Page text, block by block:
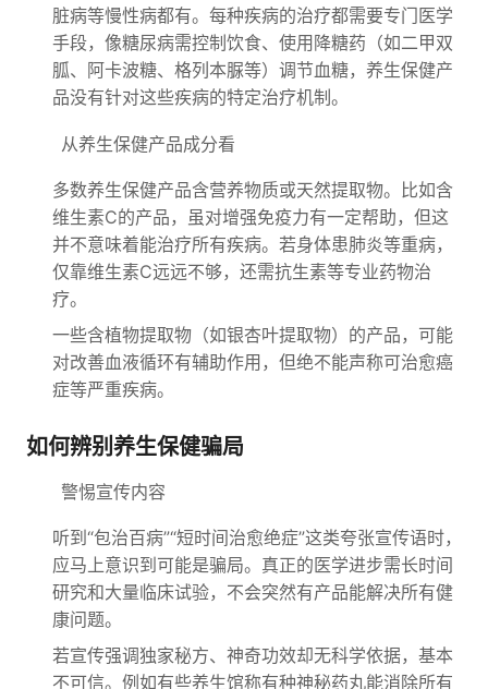
脏病等慢性病都有。每种疾病的治疗都需要专门医学
手段，像糖尿病需控制饮食、使用降糖药（如二甲双
胍、阿卡波糖、格列本脲等）调节血糖，养生保健产
品没有针对这些疾病的特定治疗机制。
从养生保健产品成分看
多数养生保健产品含营养物质或天然提取物。比如含
维生素C的产品，虽对增强免疫力有一定帮助，但这
并不意味着能治疗所有疾病。若身体患肺炎等重病，
仅靠维生素C远远不够，还需抗生素等专业药物治
疗。
一些含植物提取物（如银杏叶提取物）的产品，可能
对改善血液循环有辅助作用，但绝不能声称可治愈癌
症等严重疾病。
如何辨别养生保健骗局
警惕宣传内容
听到“包治百病”“短时间治愈绝症”这类夸张宣传语时，
应马上意识到可能是骗局。真正的医学进步需长时间
研究和大量临床试验，不会突然有产品能解决所有健
康问题。
若宣传强调独家秘方、神奇功效却无科学依据，基本
不可信。例如有些养生馆称有种神秘药丸能消除所有